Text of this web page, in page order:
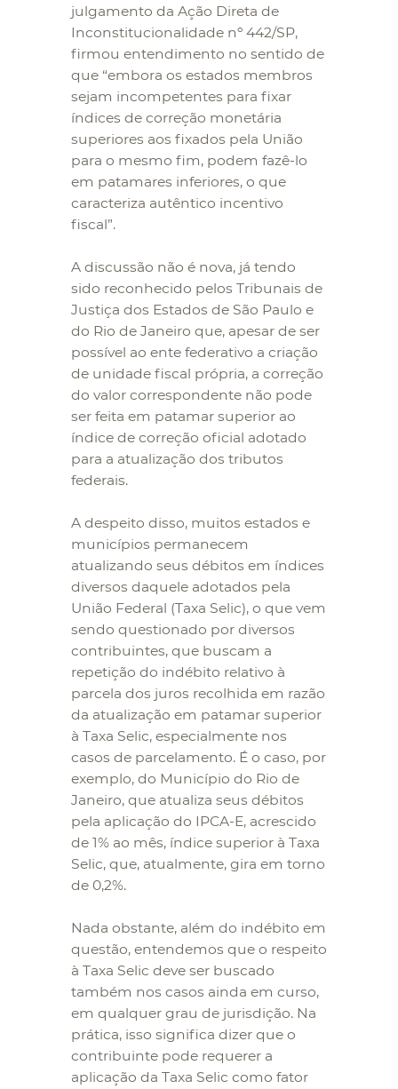
julgamento da Ação Direta de
Inconstitucionalidade nº 442/SP,
firmou entendimento no sentido de
que “embora os estados membros
sejam incompetentes para fixar
índices de correção monetária
superiores aos fixados pela União
para o mesmo fim, podem fazê-lo
em patamares inferiores, o que
caracteriza autêntico incentivo
fiscal”.
A discussão não é nova, já tendo
sido reconhecido pelos Tribunais de
Justiça dos Estados de São Paulo e
do Rio de Janeiro que, apesar de ser
possível ao ente federativo a criação
de unidade fiscal própria, a correção
do valor correspondente não pode
ser feita em patamar superior ao
índice de correção oficial adotado
para a atualização dos tributos
federais.
A despeito disso, muitos estados e
municípios permanecem
atualizando seus débitos em índices
diversos daquele adotados pela
União Federal (Taxa Selic), o que vem
sendo questionado por diversos
contribuintes, que buscam a
repetição do indébito relativo à
parcela dos juros recolhida em razão
da atualização em patamar superior
à Taxa Selic, especialmente nos
casos de parcelamento. É o caso, por
exemplo, do Município do Rio de
Janeiro, que atualiza seus débitos
pela aplicação do IPCA-E, acrescido
de 1% ao mês, índice superior à Taxa
Selic, que, atualmente, gira em torno
de 0,2%.
Nada obstante, além do indébito em
questão, entendemos que o respeito
à Taxa Selic deve ser buscado
também nos casos ainda em curso,
em qualquer grau de jurisdição. Na
prática, isso significa dizer que o
contribuinte pode requerer a
aplicação da Taxa Selic como fator